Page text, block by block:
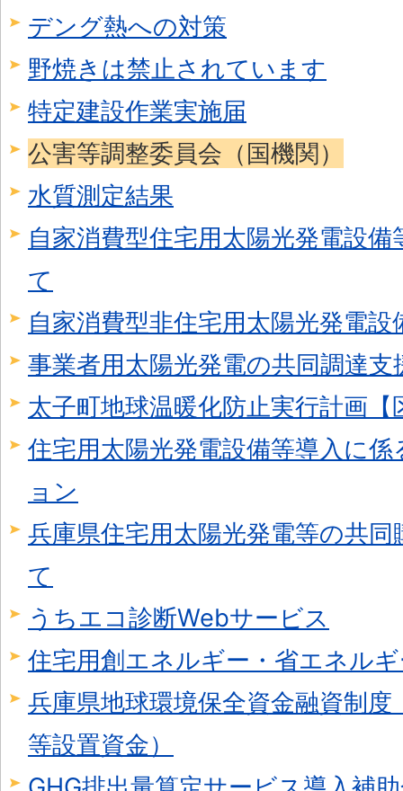
デング熱への対策
野焼きは禁止されています
特定建設作業実施届
公害等調整委員会（国機関）
水質測定結果
自家消費型住宅用太陽光発電設
て
自家消費型非住宅用太陽光発電設
事業者用太陽光発電の共同調達支
太子町地球温暖化防止実行計画【
住宅用太陽光発電設備等導入に
ョン
兵庫県住宅用太陽光発電等の共
て
うちエコ診断Webサービス
住宅用創エネルギー・省エネル
兵庫県地球環境保全資金融資制
等設置資金）